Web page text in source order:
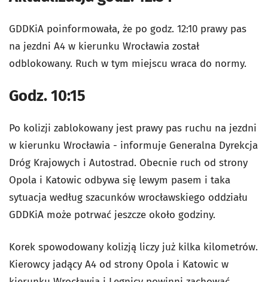
GDDKiA poinformowała, że po godz. 12:10 prawy pas
na jezdni A4 w kierunku Wrocławia został
odblokowany. Ruch w tym miejscu wraca do normy.
Godz. 10:15
Po kolizji zablokowany jest prawy pas ruchu na jezdni
w kierunku Wrocławia - informuje Generalna Dyrekcja
Dróg Krajowych i Autostrad. Obecnie ruch od strony
Opola i Katowic odbywa się lewym pasem i taka
sytuacja według szacunków wrocławskiego oddziału
GDDKiA może potrwać jeszcze około godziny.
Korek spowodowany kolizją liczy już kilka kilometrów.
Kierowcy jadący A4 od strony Opola i Katowic w